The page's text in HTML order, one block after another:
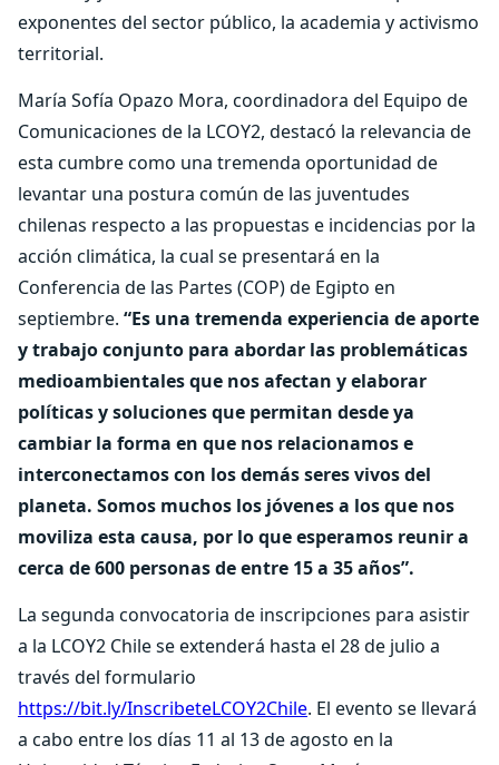
exponentes del sector público, la academia y activismo
territorial.
María Sofía Opazo Mora, coordinadora del Equipo de
Comunicaciones de la LCOY2, destacó la relevancia de
esta cumbre como una tremenda oportunidad de
levantar una postura común de las juventudes
chilenas respecto a las propuestas e incidencias por la
acción climática, la cual se presentará en la
Conferencia de las Partes (COP) de Egipto en
septiembre. “Es una tremenda experiencia de aporte
y trabajo conjunto para abordar las problemáticas
medioambientales que nos afectan y elaborar
políticas y soluciones que permitan desde ya
cambiar la forma en que nos relacionamos e
interconectamos con los demás seres vivos del
planeta. Somos muchos los jóvenes a los que nos
moviliza esta causa, por lo que esperamos reunir a
cerca de 600 personas de entre 15 a 35 años”.
La segunda convocatoria de inscripciones para asistir
a la LCOY2 Chile se extenderá hasta el 28 de julio a
través del formulario
https://bit.ly/InscribeteLCOY2Chile. El evento se llevará
a cabo entre los días 11 al 13 de agosto en la